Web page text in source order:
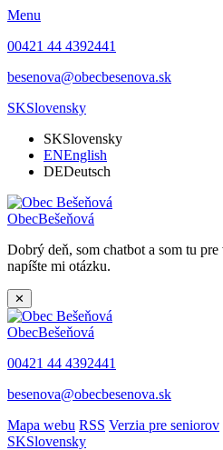
Menu
00421 44 4392441
besenova@obecbesenova.sk
SKSlovensky
SKSlovensky
ENEnglish
DEDeutsch
ObecBešeňová
Dobrý deň, som chatbot a som tu
napíšte mi otázku.
✕
ObecBešeňová
00421 44 4392441
besenova@obecbesenova.sk
Mapa webu RSS Verzia pre seniorov
SKSlovensky